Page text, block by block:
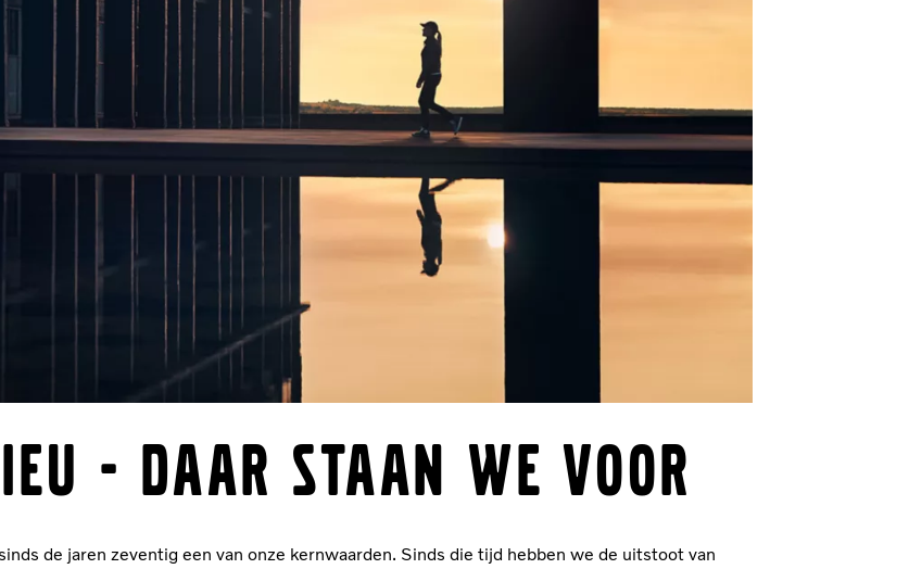
- DAAR STAAN WE VOOR
de jaren zeventig een van onze kernwaarden. Sinds die tijd hebben we de uitstoot van